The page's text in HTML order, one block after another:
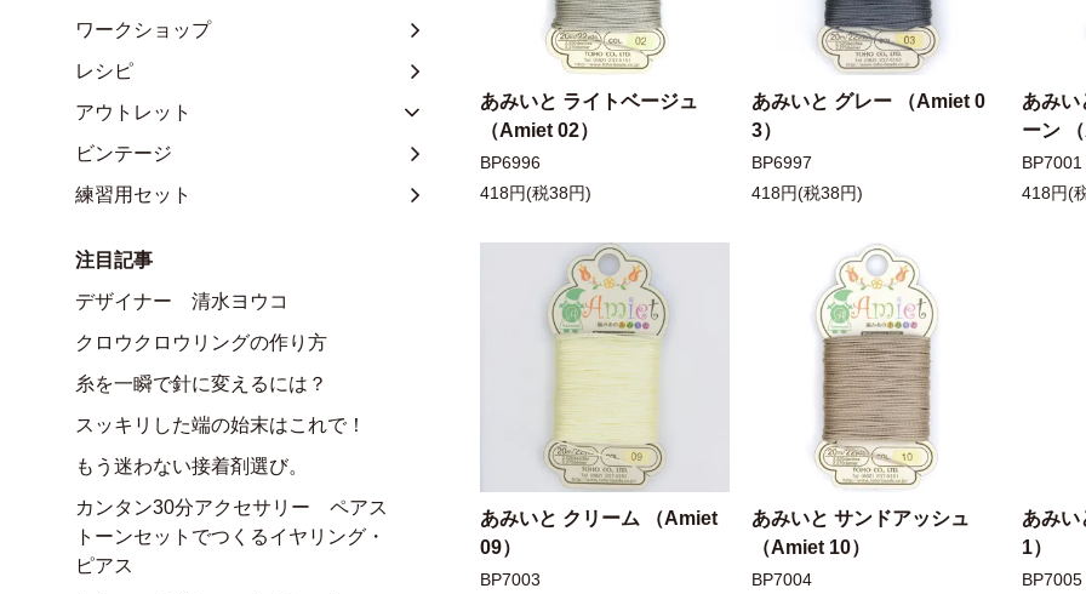
あみいと ライトベージュ
（Amiet 02）
BP6996
418円(税38円)
あみいと グレー （Amiet 0
3）
BP6997
418円(税38円)
あみい
ーン
BP7001
418円(
あみいと クリーム （Amiet
09）
BP7003
あみいと サンドアッシュ
（Amiet 10）
BP7004
あみい
1）
BP7005
ワークショップ
レシピ
アウトレット
ビンテージ
練習用セット
注目記事
デザイナー 清水ヨウコ
クロウクロウリングの作り方
糸を一瞬で針に変えるには？
スッキリした端の始末はこれで！
もう迷わない接着剤選び。
カンタン30分アクセサリー ペアス
トーンセットでつくるイヤリング・
ピアス